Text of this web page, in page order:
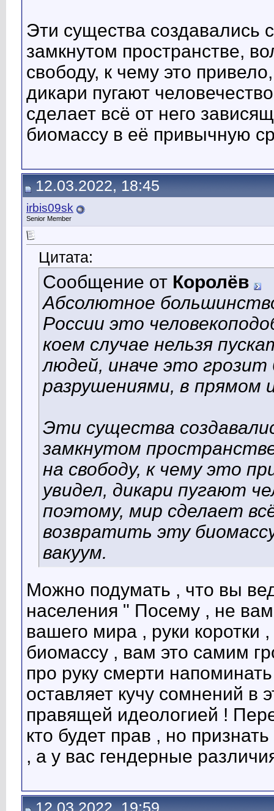
Эти существа создавались
замкнутом пространстве,
свободу, к чему это
дикари пугают
сделает всё от него
биомассу в её привычную
12.03.2022, 18:45
irbis09sk
Senior Member
Цитата:
Сообщение от Королёв
Абсолютное
России это
коем случае нельзя
людей, иначе это
разрушениями, в прямом
Эти существа
замкнутом
на свободу, к чему это
увидел, дикари пугают
поэтому, мир сделает
возвратить эту
вакуум.
Можно подумать , что вы
населения " Посему , не
вашего мира , руки коротки
биомассу , вам это самим
про руку смерти
оставляет кучу сомнений
правящей идеологией !
кто будет прав , но
, а у вас гендерные
12.03.2022, 19:59